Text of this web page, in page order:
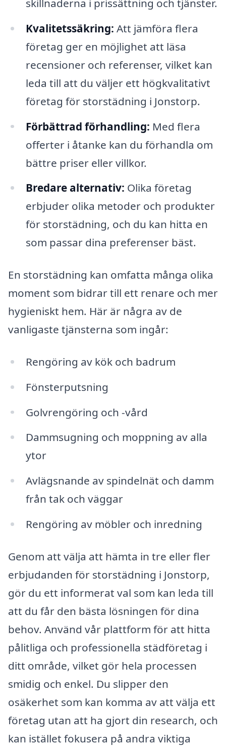
skillnaderna i prissättning och tjänster.
Kvalitetssäkring: Att jämföra flera
företag ger en möjlighet att läsa
recensioner och referenser, vilket kan
leda till att du väljer ett högkvalitativt
företag för storstädning i Jonstorp.
Förbättrad förhandling: Med flera
offerter i åtanke kan du förhandla om
bättre priser eller villkor.
Bredare alternativ: Olika företag
erbjuder olika metoder och produkter
för storstädning, och du kan hitta en
som passar dina preferenser bäst.
En storstädning kan omfatta många olika
moment som bidrar till ett renare och mer
hygieniskt hem. Här är några av de
vanligaste tjänsterna som ingår:
Rengöring av kök och badrum
Fönsterputsning
Golvrengöring och -vård
Dammsugning och moppning av alla
ytor
Avlägsnande av spindelnät och damm
från tak och väggar
Rengöring av möbler och inredning
Genom att välja att hämta in tre eller fler
erbjudanden för storstädning i Jonstorp,
gör du ett informerat val som kan leda till
att du får den bästa lösningen för dina
behov. Använd vår plattform för att hitta
pålitliga och professionella städföretag i
ditt område, vilket gör hela processen
smidig och enkel. Du slipper den
osäkerhet som kan komma av att välja ett
företag utan att ha gjort din research, och
kan istället fokusera på andra viktiga